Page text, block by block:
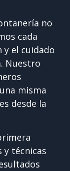
no
cada
y el cuidado
Nuestro
misma
desde la
y técnicas